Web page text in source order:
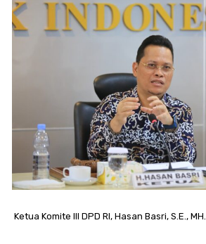
Ketua Komite III DPD RI, Hasan Basri, S.E., MH.